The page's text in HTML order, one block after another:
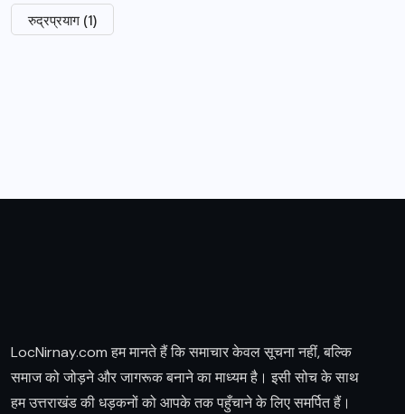
रुद्रप्रयाग (1)
LocNirnay.com हम मानते हैं कि समाचार केवल सूचना नहीं, बल्कि
समाज को जोड़ने और जागरूक बनाने का माध्यम है। इसी सोच के साथ
हम उत्तराखंड की धड़कनों को आपके तक पहुँचाने के लिए समर्पित हैं।